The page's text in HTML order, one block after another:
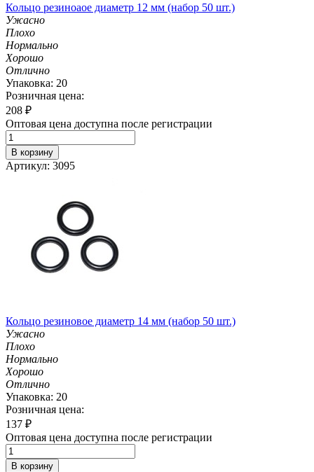
Кольцо резиноаое диаметр 12 мм (набор 50 шт.)
Ужасно
Плохо
Нормально
Хорошо
Отлично
Упаковка: 20
Розничная цена:
208 ₽
Оптовая цена доступна после регистрации
В корзину
Артикул: 3095
Кольцо резиновое диаметр 14 мм (набор 50 шт.)
Ужасно
Плохо
Нормально
Хорошо
Отлично
Упаковка: 20
Розничная цена:
137 ₽
Оптовая цена доступна после регистрации
В корзину